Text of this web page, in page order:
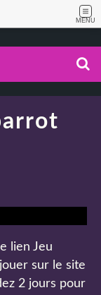
MENU
lien Jeu
sur le site
2 jours pour